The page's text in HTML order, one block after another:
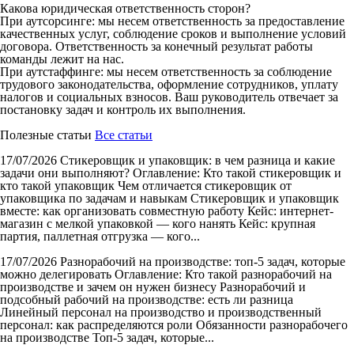
Какова юридическая ответственность сторон?
При аутсорсинге: мы несем ответственность за предоставление
качественных услуг, соблюдение сроков и выполнение условий
договора. Ответственность за конечный результат работы
команды лежит на нас.
При аутстаффинге: мы несем ответственность за соблюдение
трудового законодательства, оформление сотрудников, уплату
налогов и социальных взносов. Ваш руководитель отвечает за
постановку задач и контроль их выполнения.
Полезные статьи Все статьи
17/07/2026 Стикеровщик и упаковщик: в чем разница и какие
задачи они выполняют? Оглавление: Кто такой стикеровщик и
кто такой упаковщик Чем отличается стикеровщик от
упаковщика по задачам и навыкам Стикеровщик и упаковщик
вместе: как организовать совместную работу Кейс: интернет-
магазин с мелкой упаковкой — кого нанять Кейс: крупная
партия, паллетная отгрузка — кого...
17/07/2026 Разнорабочий на производстве: топ-5 задач, которые
можно делегировать Оглавление: Кто такой разнорабочий на
производстве и зачем он нужен бизнесу Разнорабочий и
подсобный рабочий на производстве: есть ли разница
Линейный персонал на производство и производственный
персонал: как распределяются роли Обязанности разнорабочего
на производстве Топ-5 задач, которые...